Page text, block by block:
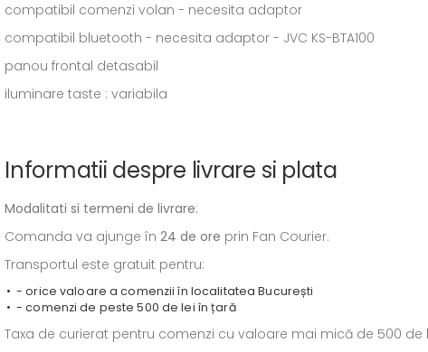
compatibil comenzi volan - necesita adaptor
compatibil bluetooth - necesita adaptor - JVC KS-BTA100
panou frontal detasabil
iluminare taste : variabila
Informatii despre livrare si plata
Modalitati si termeni de livrare:
Comanda va ajunge în 24 de ore prin Fan Courier.
Transportul este gratuit pentru:
- orice valoare a comenzii în localitatea București
- comenzi de peste 500 de lei în țară
Taxa de curierat pentru comenzi cu valoare mai mică de 500 de